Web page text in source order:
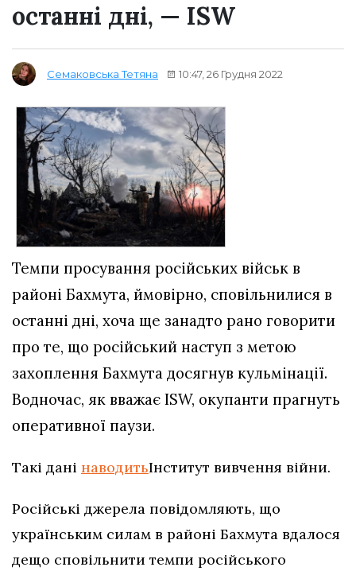
останні дні, — ISW
Семаковська Тетяна 10:47, 26 Грудня 2022
Темпи просування російських військ в
районі Бахмута, ймовірно, сповільнилися в
останні дні, хоча ще занадто рано говорити
про те, що російський наступ з метою
захоплення Бахмута досягнув кульмінації.
Водночас, як вважає ISW, окупанти прагнуть
оперативної паузи.
Такі дані наводитьІнститут вивчення війни.
Російські джерела повідомляють, що
українським силам в районі Бахмута вдалося
дещо сповільнити темпи російського